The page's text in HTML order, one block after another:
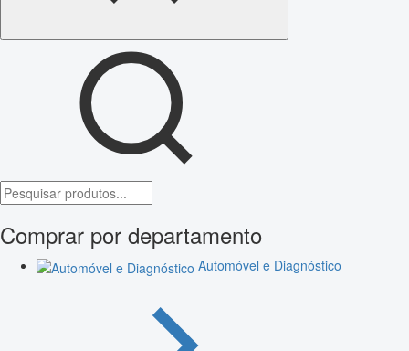
Comprar por departamento
Automóvel e Diagnóstico